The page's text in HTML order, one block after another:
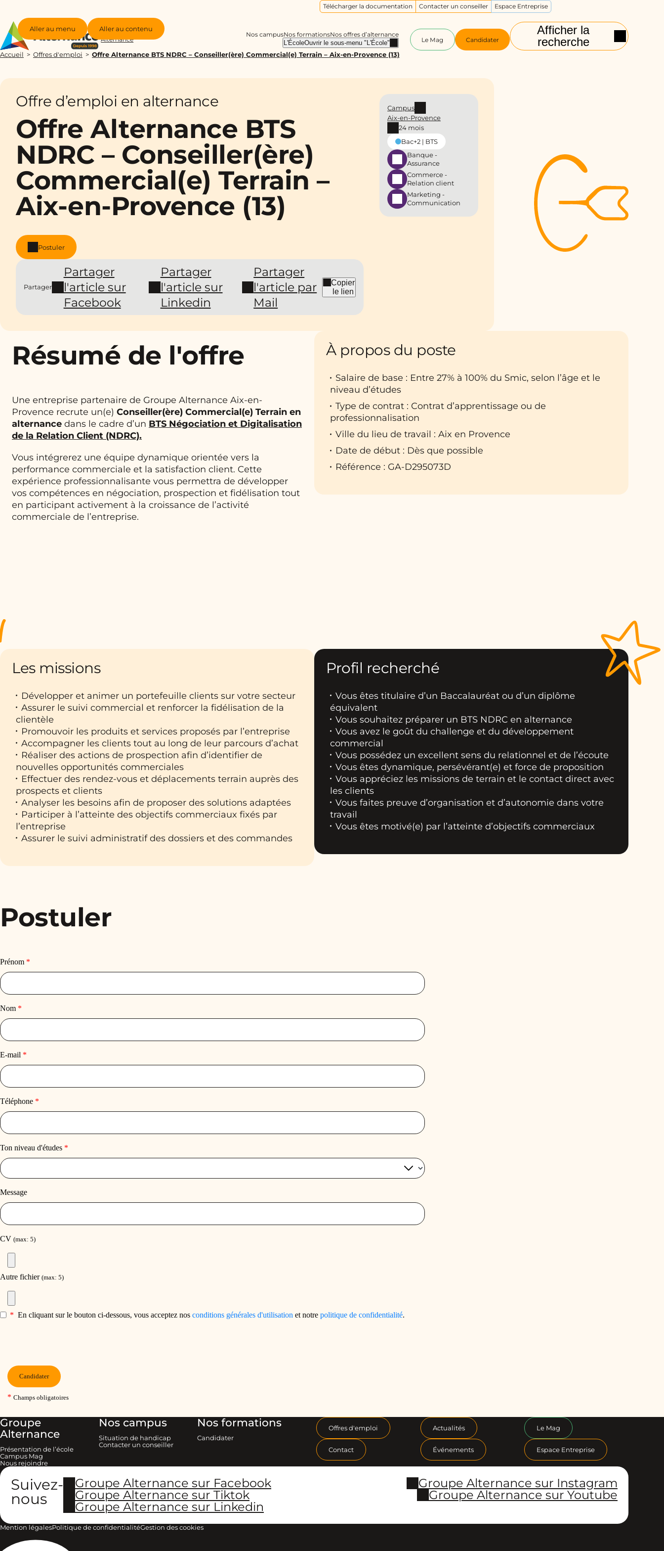
Aller au menu Aller au contenu
Groupe
Alternance
Afficher la
recherche
Nos campusNos formationsNos offres d’alternance
L'ÉcoleOuvrir le sous-menu "L'École" Le Mag Candidater
Télécharger la documentation Contacter un conseiller Espace Entreprise
Accueil Offres d'emploi Offre Alternance BTS NDRC – Conseiller(ère) Commercial(e) Terrain – Aix-en-Provence (13)
Offre d’emploi en alternance
Offre Alternance BTS
NDRC – Conseiller(ère)
Commercial(e) Terrain –
Aix-en-Provence (13)
Postuler
Partager
Partager
l'article sur
Facebook
Partager
l'article sur
Linkedin
Partager
l'article par
Mail
Copier
le lien
Campus
Aix-en-Provence
24 mois
Bac+2 | BTS
Banque -
Assurance
Commerce -
Relation client
Marketing -
Communication
Résumé de l'offre
Une entreprise partenaire de Groupe Alternance Aix-en-
Provence recrute un(e) Conseiller(ère) Commercial(e) Terrain en
alternance dans le cadre d’un BTS Négociation et Digitalisation
de la Relation Client (NDRC).
Vous intégrerez une équipe dynamique orientée vers la
performance commerciale et la satisfaction client. Cette
expérience professionnalisante vous permettra de développer
vos compétences en négociation, prospection et fidélisation tout
en participant activement à la croissance de l’activité
commerciale de l’entreprise.
À propos du poste
Salaire de base : Entre 27% à 100% du Smic, selon l’âge et le
niveau d’études
Type de contrat : Contrat d’apprentissage ou de
professionnalisation
Ville du lieu de travail : Aix en Provence
Date de début : Dès que possible
Référence : GA-D295073D
Les missions
Développer et animer un portefeuille clients sur votre secteur
Assurer le suivi commercial et renforcer la fidélisation de la
clientèle
Promouvoir les produits et services proposés par l’entreprise
Accompagner les clients tout au long de leur parcours d’achat
Réaliser des actions de prospection afin d’identifier de
nouvelles opportunités commerciales
Effectuer des rendez-vous et déplacements terrain auprès des
prospects et clients
Analyser les besoins afin de proposer des solutions adaptées
Participer à l’atteinte des objectifs commerciaux fixés par
l’entreprise
Assurer le suivi administratif des dossiers et des commandes
Profil recherché
Vous êtes titulaire d’un Baccalauréat ou d’un diplôme
équivalent
Vous souhaitez préparer un BTS NDRC en alternance
Vous avez le goût du challenge et du développement
commercial
Vous possédez un excellent sens du relationnel et de l’écoute
Vous êtes dynamique, persévérant(e) et force de proposition
Vous appréciez les missions de terrain et le contact direct avec
les clients
Vous faites preuve d’organisation et d’autonomie dans votre
travail
Vous êtes motivé(e) par l’atteinte d’objectifs commerciaux
Postuler
Groupe
Alternance
Présentation de l’école
Campus Mag
Nous rejoindre
Nos campus
Situation de handicap
Contacter un conseiller
Nos formations
Candidater
Offres d'emploi Actualités Le Mag
Contact Événements Espace Entreprise
Suivez-
nous
Groupe Alternance sur Facebook
Groupe Alternance sur Instagram
Groupe Alternance sur Tiktok
Groupe Alternance sur Youtube
Groupe Alternance sur Linkedin
Mention légalesPolitique de confidentialitéGestion des cookies